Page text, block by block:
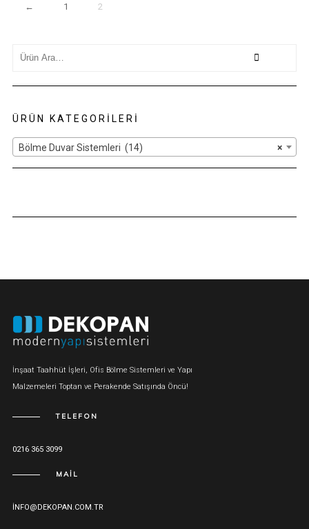
← 1 2
for:
ÜRÜN KATEGORILERI
×
Bölme Duvar Sistemleri (14)
İnşaat Taahhüt İşleri, Ofis Bölme Sistemleri ve Yapı
Malzemeleri Toptan ve Perakende Satışında Öncü!
TELEFON
0216 365 3099
MAIL
INFO@DEKOPAN.COM.TR